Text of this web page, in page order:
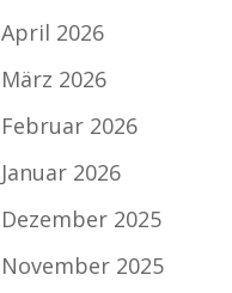
April 2026
März 2026
Februar 2026
Januar 2026
Dezember 2025
November 2025